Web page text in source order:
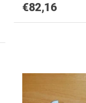
€82,16